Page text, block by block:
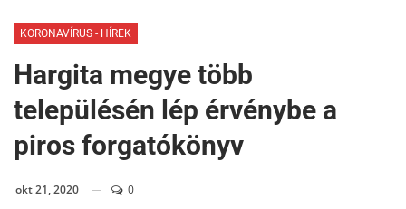
KORONAVÍRUS - HÍREK
Hargita megye több
településén lép érvénybe a
piros forgatókönyv
okt 21, 2020 0